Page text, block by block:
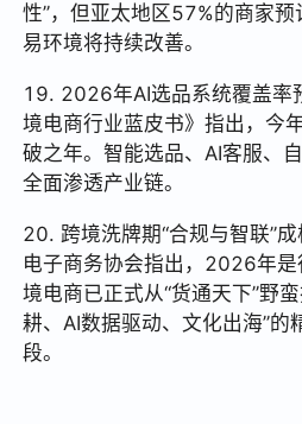
性”，但亚太地区57%的商家
易环境将持续改善。
19. 2026年AI选品系统覆盖率
境电商行业蓝皮书》指出，今
破之年。智能选品、AI客服、
全面渗透产业链。
20. 跨境洗牌期“合规与智联”
电子商务协会指出，2026年
境电商已正式从“货通天下”野
耕、AI数据驱动、文化出海”的
段。